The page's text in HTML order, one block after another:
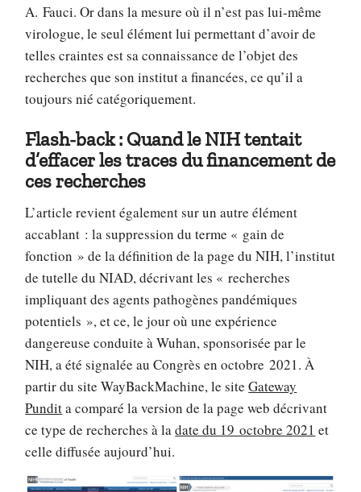
A. Fauci. Or dans la mesure où il n’est pas lui-même
virologue, le seul élément lui permettant d’avoir de
telles craintes est sa connaissance de l’objet des
recherches que son institut a financées, ce qu’il a
toujours nié catégoriquement.
Flash-back : Quand le NIH tentait
d’effacer les traces du financement de
ces recherches
L’article revient également sur un autre élément
accablant : la suppression du terme « gain de
fonction » de la définition de la page du NIH, l’institut
de tutelle du NIAD, décrivant les « recherches
impliquant des agents pathogènes pandémiques
potentiels », et ce, le jour où une expérience
dangereuse conduite à Wuhan, sponsorisée par le
NIH, a été signalée au Congrès en octobre 2021. À
partir du site WayBackMachine, le siteGateway
Pundita comparé la version de la page web décrivant
ce type de recherches à ladate du 19 octobre 2021 et
celle diffusée aujourd’hui.